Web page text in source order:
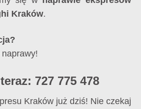
Kraków.
727 775 478
Kraków już dziś! Nie czekaj